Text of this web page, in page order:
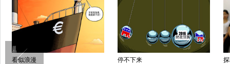
看似浪漫 停不下来